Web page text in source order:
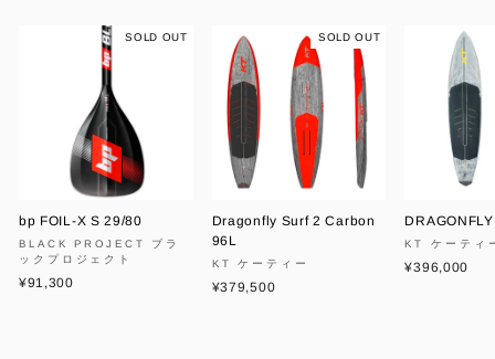
SOLD OUT
bp FOIL-X S 29/80
BLACK PROJECT ブラ
ックプロジェクト
¥91,300
SOLD OUT
Dragonfly Surf 2 Carbon
96L
KT ケーティー
¥379,500
KT ケーティ
¥396,000